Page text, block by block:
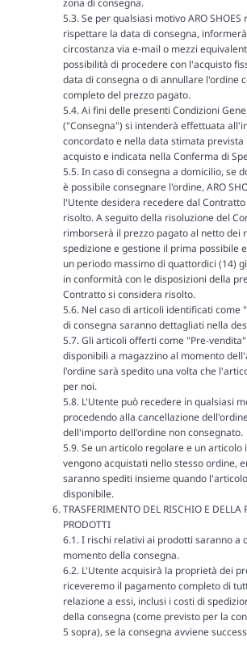
5.3. Se per qualsiasi motivo ARO SHOES
rispettare la data di consegna,
circostanza via e-mail o mezzi
possibilità di procedere con l'acquisto
data di consegna o di annullare l'ordine
completo del prezzo pagato.
5.4. Ai fini delle presenti Condizioni
("Consegna") si intenderà effettuata
concordato e nella data stimata prevista
acquisto e indicata nella Conferma di
5.5. In caso di consegna a domicilio, se
è possibile consegnare l'ordine, ARO
l'Utente desidera recedere dal
risolto. A seguito della risoluzione del
rimborserà il prezzo pagato al netto dei
spedizione e gestione il prima possibile
un periodo massimo di quattordici (14)
in conformità con le disposizioni della
Contratto si considera risolto.
5.6. Nel caso di articoli identificati come
di consegna saranno dettagliati nella
5.7. Gli articoli offerti come "Pre-
disponibili a magazzino al momento
l'ordine sarà spedito una volta che
per noi.
5.8. L'Utente può recedere in qualsiasi
procedendo alla cancellazione
dell'importo dell'ordine non consegnato.
5.9. Se un articolo regolare e un articolo
vengono acquistati nello stesso ordine,
saranno spediti insieme quando
disponibile.
TRASFERIMENTO DEL RISCHIO E DELLA
PRODOTTI
6.1. I rischi relativi ai prodotti saranno a
momento della consegna.
6.2. L'Utente acquisirà la proprietà dei
riceveremo il pagamento completo di
relazione a essi, inclusi i costi di
della consegna (come previsto per la
5 sopra), se la consegna avviene